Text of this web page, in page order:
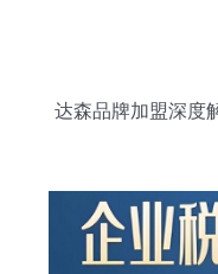
达森品牌加盟深度